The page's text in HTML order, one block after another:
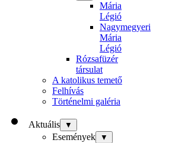
Mária
Légió
Nagymegyeri
Mária
Légió
Rózsafüzér
társulat
A katolikus temető
Felhívás
Történelmi galéria
Aktuális ▼
Események ▼